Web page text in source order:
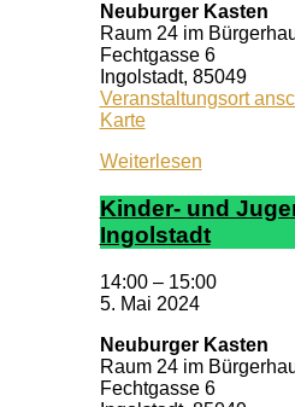
Neuburger Kasten
Raum 24 im
Fechtgasse 6
Ingolstadt, 85049
Veranstaltungsort
KarteNeuburger
Weiterlesen
Kin­der- und
In­gol­stadt
14:00 – 15:00
5. Mai 2024
Neuburger Kasten
Raum 24 im
Fechtgasse 6